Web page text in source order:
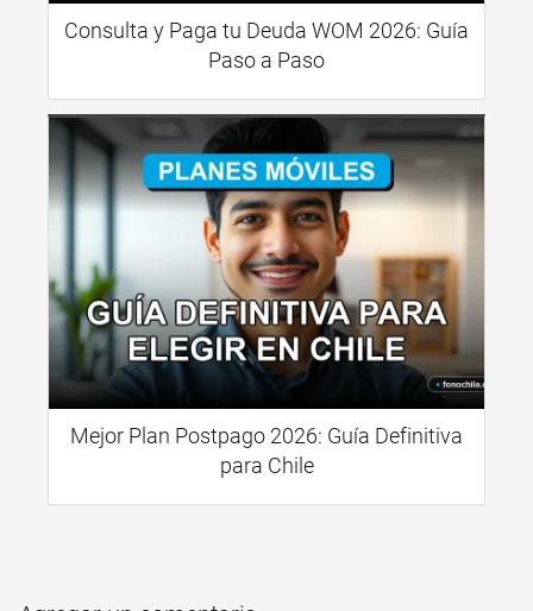
Consulta y Paga tu Deuda WOM 2026: Guía
Paso a Paso
Mejor Plan Postpago 2026: Guía Definitiva
para Chile